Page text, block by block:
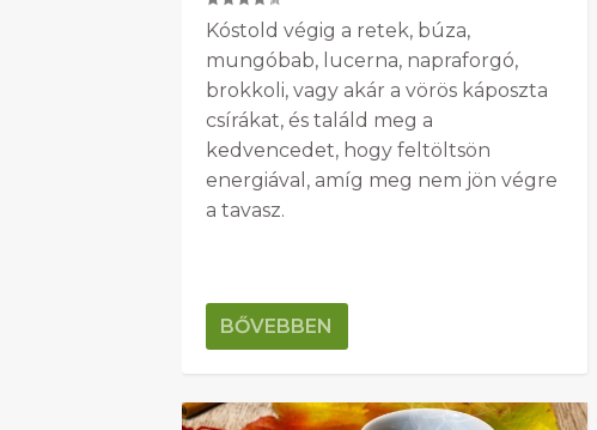
Kóstold végig a retek, búza,
mungóbab, lucerna, napraforgó,
brokkoli, vagy akár a vörös káposzta
csírákat, és találd meg a
kedvencedet, hogy feltöltsön
energiával, amíg meg nem jön végre
a tavasz.
BŐVEBBEN